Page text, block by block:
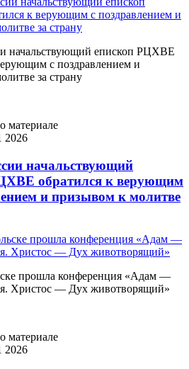
начальствующий епископ РЦХВЕ
с поздравлением и
за страну
материале
2026
начальствующий
обратился к верующим
и призывом к молитве
прошла конференция «Адам —
Христос — Дух животворящий»
материале
2026